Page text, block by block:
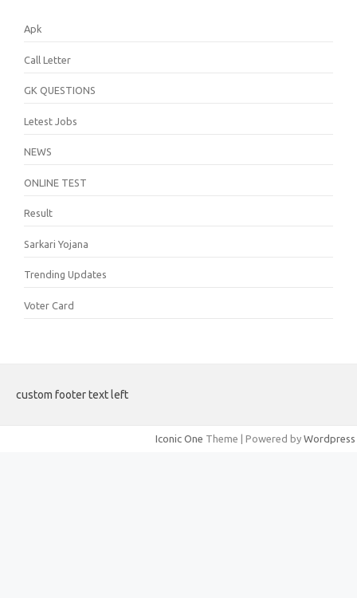
Apk
Call Letter
GK QUESTIONS
Letest Jobs
NEWS
ONLINE TEST
Result
Sarkari Yojana
Trending Updates
Voter Card
custom footer text left
Iconic One Theme | Powered by Wordpress